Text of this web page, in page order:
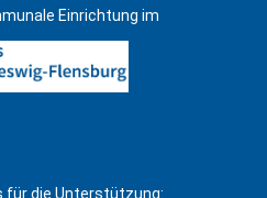
Einrichtung im
für die Unterstützung: